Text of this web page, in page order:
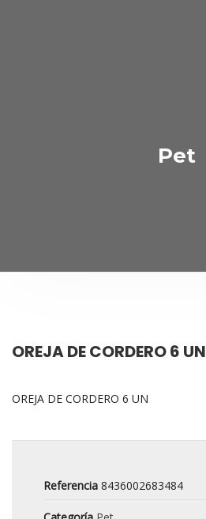
Pet
OREJA DE CORDERO 6 UN
OREJA DE CORDERO 6 UN
Referencia 8436002683484